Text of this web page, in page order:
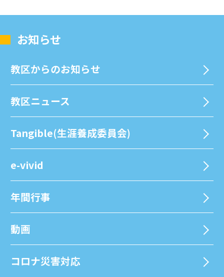
お知らせ
教区からのお知らせ
教区ニュース
Tangible(生涯養成委員会)
e-vivid
年間⾏事
動画
コロナ災害対応